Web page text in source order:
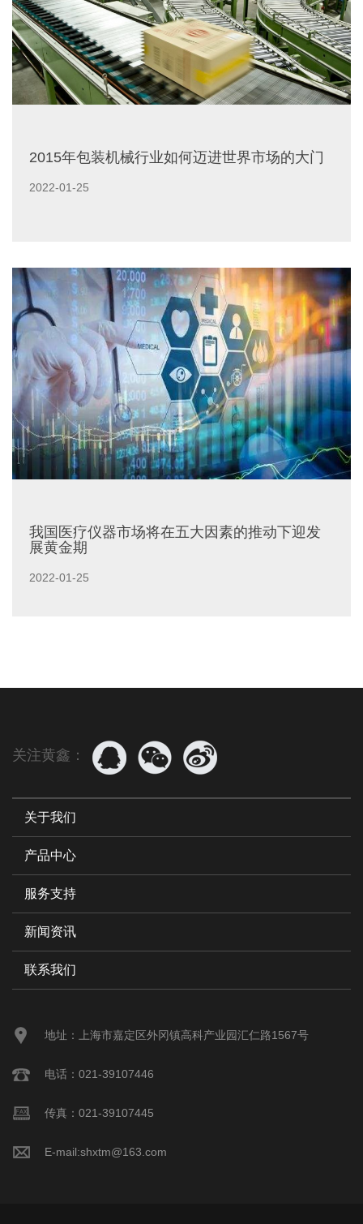
2015年包装机械行业如何迈进世界市场的大门
2022-01-25
显示，今后几年，包装机械领域仍将保持较好的发展势头，
但是行业整体格局......
我国医疗仪器市场将在五大因素的推动下迎发
展黄金期
2022-01-25
中国20......
关注黄鑫：
关于我们
产品中心
服务支持
新闻资讯
联系我们
地址：上海市嘉定区外冈镇高科产业园汇仁路1567号
电话：021-39107446
传真：021-39107445
E-mail:shxtm@163.com